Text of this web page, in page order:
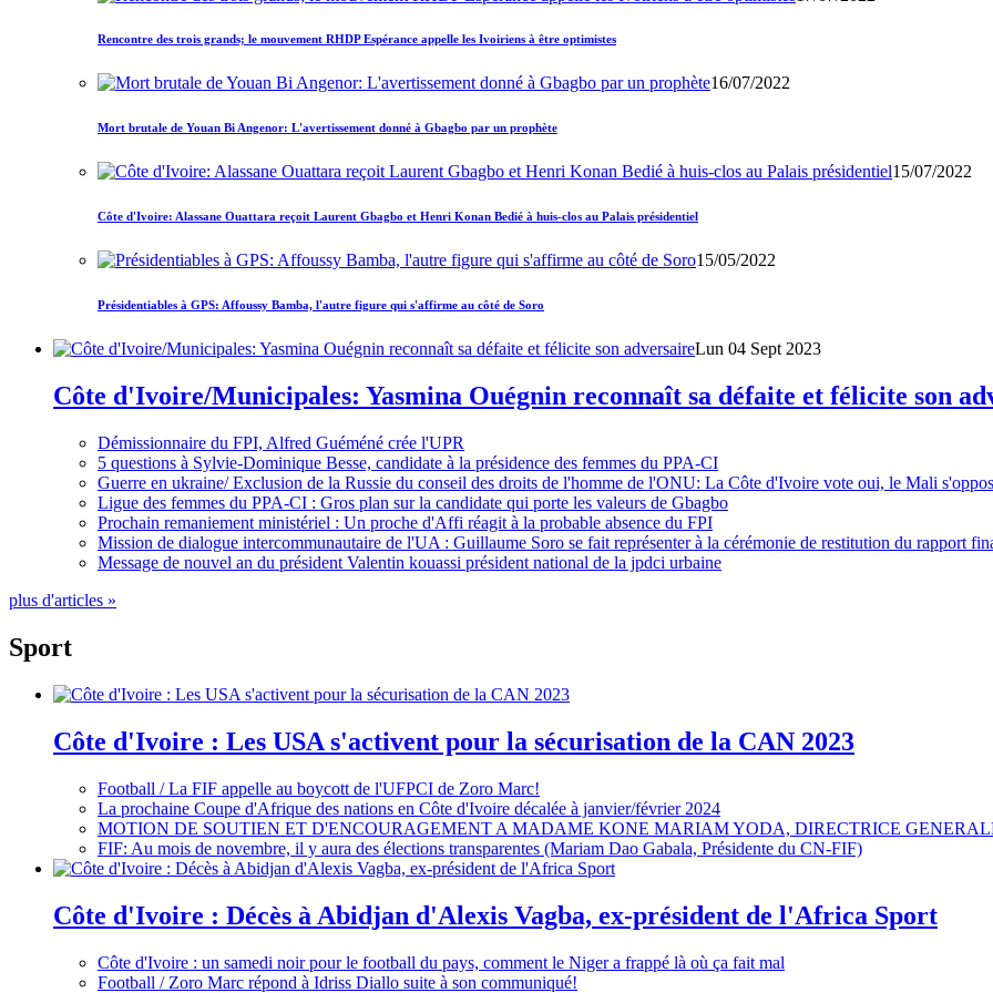
Rencontre des trois grands; le mouvement RHDP Espérance appelle les Ivoiriens à être optimistes
16/07/2022
Mort brutale de Youan Bi Angenor: L'avertissement donné à Gbagbo par un prophète
15/07/2022
Côte d'Ivoire: Alassane Ouattara reçoit Laurent Gbagbo et Henri Konan Bedié à huis-clos au Palais présidentiel
15/05/2022
Présidentiables à GPS: Affoussy Bamba, l'autre figure qui s'affirme au côté de Soro
Lun 04 Sept 2023
Côte d'Ivoire/Municipales: Yasmina Ouégnin reconnaît sa défaite et félicite son
Démissionnaire du FPI, Alfred Guéméné crée l'UPR
5 questions à Sylvie-Dominique Besse, candidate à la présidence des femmes du PPA-CI
Guerre en ukraine/ Exclusion de la Russie du conseil des droits de l'homme de l'ONU: La Côte d'Ivoire vote oui, le Mali
Ligue des femmes du PPA-CI : Gros plan sur la candidate qui porte les valeurs de Gbagbo
Prochain remaniement ministériel : Un proche d'Affi réagit à la probable absence du FPI
Mission de dialogue intercommunautaire de l'UA : Guillaume Soro se fait représenter à la cérémonie de restitution du rapport
Message de nouvel an du président Valentin kouassi président national de la jpdci urbaine
plus d'articles »
Sport
Côte d'Ivoire : Les USA s'activent pour la sécurisation de la CAN 2023
Football / La FIF appelle au boycott de l'UFPCI de Zoro Marc!
La prochaine Coupe d'Afrique des nations en Côte d'Ivoire décalée à janvier/février 2024
MOTION DE SOUTIEN ET D'ENCOURAGEMENT A MADAME KONE MARIAM YODA, DIRECTRICE
FIF: Au mois de novembre, il y aura des élections transparentes (Mariam Dao Gabala, Présidente du CN-FIF)
Côte d'Ivoire : Décès à Abidjan d'Alexis Vagba, ex-président de l'Africa Sport
Côte d'Ivoire : un samedi noir pour le football du pays, comment le Niger a frappé là où ça fait mal
Football / Zoro Marc répond à Idriss Diallo suite à son communiqué!